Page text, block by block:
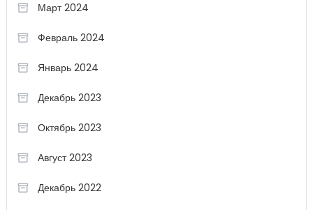
Март 2024
Февраль 2024
Январь 2024
Декабрь 2023
Октябрь 2023
Август 2023
Декабрь 2022